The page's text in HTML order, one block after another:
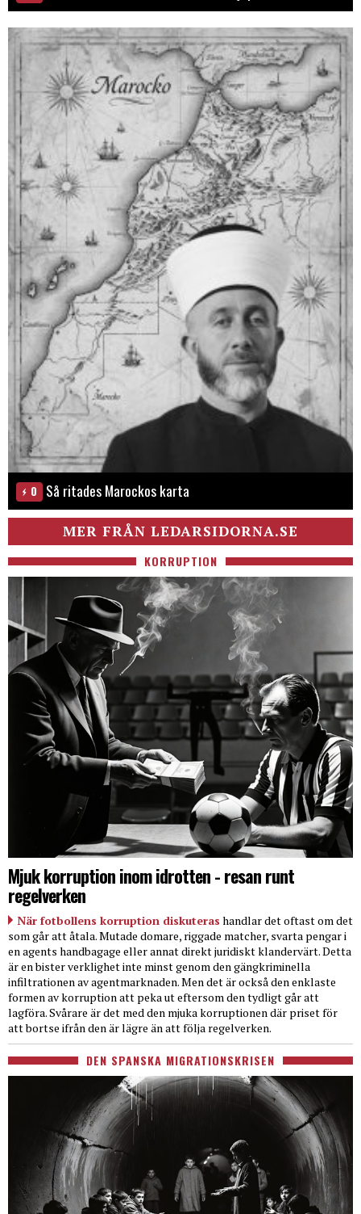
0 Så ritades Marockos karta
MER FRÅN LEDARSIDORNA.SE
KORRUPTION
Mjuk korruption inom idrotten - resan runt
regelverken
När fotbollens korruption diskuteras handlar det oftast om det
som går att åtala. Mutade domare, riggade matcher, svarta pengar i
en agents handbagage eller annat direkt juridiskt klandervärt. Detta
är en bister verklighet inte minst genom den gängkriminella
infiltrationen av agentmarknaden. Men det är också den enklaste
formen av korruption att peka ut eftersom den tydligt går att
lagföra. Svårare är det med den mjuka korruptionen där priset för
att bortse ifrån den är lägre än att följa regelverken.
DEN SPANSKA MIGRATIONSKRISEN